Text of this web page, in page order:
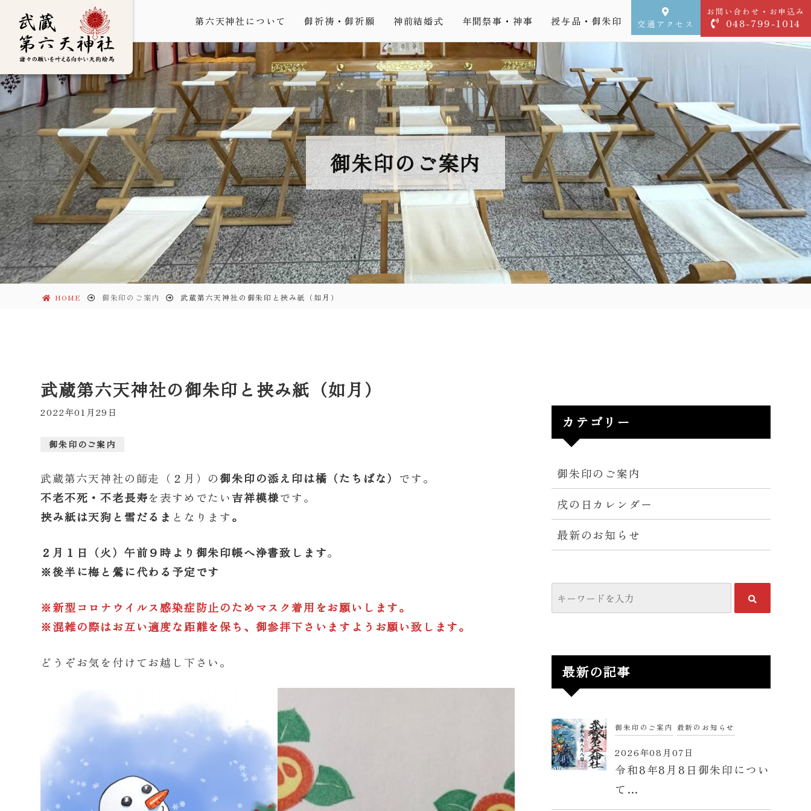
第六天神社について 御祈祷・御祈願 神前結婚式 年間祭事・神事 授与品・御朱印 交通アクセス
お問い合わせ・お申込み
048-799-1014
御朱印のご案内
HOME 御朱印のご案内 武蔵第六天神社の御朱印と挟み紙（如月）
武蔵第六天神社の御朱印と挟み紙（如月）
2022年01月29日
御朱印のご案内
武蔵第六天神社の師走（２月）の御朱印の添え印は橘（たちばな） です。
不老不死・不老長寿を表すめでたい吉祥模様です。
挟み紙は天狗と雪だるま となります。
２月１日（火）午前９時より御朱印帳へ浄書致します。
※後半に梅と鶯に代わる予定です
※新型コロナウイルス感染症防止のためマスク着用をお願いします。
※混雑の際はお互い適度な距離を保ち、御参拝下さいますようお願い致します。
どうぞお気を付けてお越し下さい。
カテゴリー
御朱印のご案内
戌の日カレンダー
最新のお知らせ
最新の記事
御朱印のご案内 最新のお知らせ
2026年08月07日
令和8年8月8日御朱印につい
て…